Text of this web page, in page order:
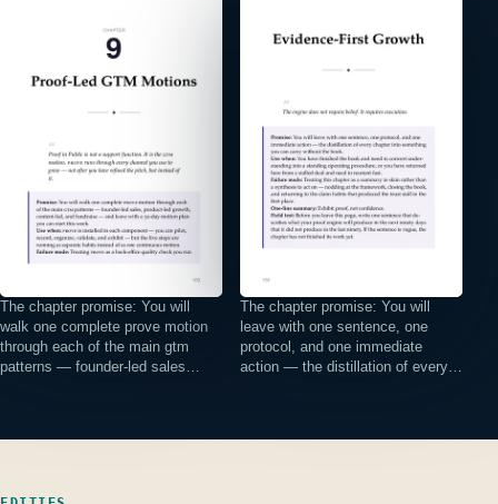
The chapter promise: You will
walk one complete prove motion
through each of the main gtm
patterns — founder-led sales…
The chapter promise: You will
leave with one sentence, one
protocol, and one immediate
action — the distillation of every…